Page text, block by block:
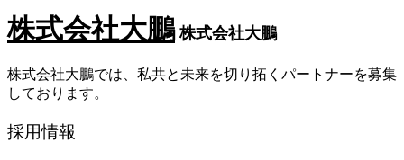
株式会社大鵬 株式会社大鵬
株式会社大鵬では、私共と未来を切り拓くパートナーを募集
しております。
採用情報